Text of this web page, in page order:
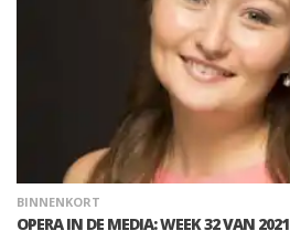
BINNENKORT
OPERA IN DE MEDIA: WEEK 32 VAN 2021